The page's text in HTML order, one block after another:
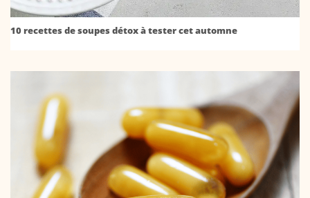
10 recettes de soupes détox à tester cet automne